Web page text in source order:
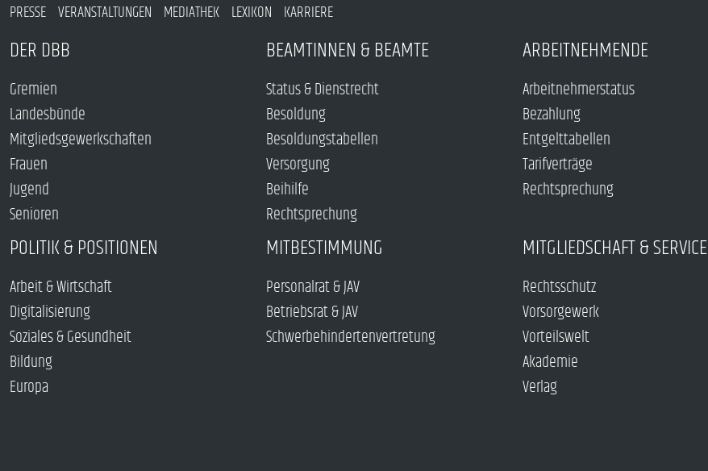
PRESSE VERANSTALTUNGEN MEDIATHEK LEXIKON KARRIERE
DER DBB
Gremien
Landesbünde
Mitgliedsgewerkschaften
Frauen
Jugend
Senioren
BEAMTINNEN & BEAMTE
Status & Dienstrecht
Besoldung
Besoldungstabellen
Versorgung
Beihilfe
Rechtsprechung
ARBEITNEHMENDE
Arbeitnehmerstatus
Bezahlung
Entgelttabellen
Tarifverträge
Rechtsprechung
POLITIK & POSITIONEN
Arbeit & Wirtschaft
Digitalisierung
Soziales & Gesundheit
Bildung
Europa
MITBESTIMMUNG
Personalrat & JAV
Betriebsrat & JAV
Schwerbehindertenvertretung
MITGLIEDSCHAFT & SERVICE
Rechtsschutz
Vorsorgewerk
Vorteilswelt
Akademie
Verlag